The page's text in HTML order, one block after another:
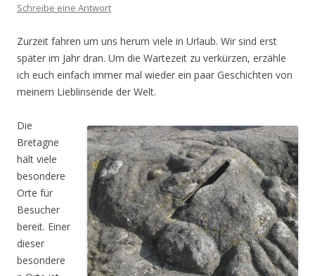
Schreibe eine Antwort
Zurzeit fahren um uns herum viele in Urlaub. Wir sind erst
später im Jahr dran. Um die Wartezeit zu verkürzen, erzähle
ich euch einfach immer mal wieder ein paar Geschichten von
meinem Lieblinsende der Welt.
Die
Bretagne
hält viele
besondere
Orte für
Besucher
bereit. Einer
dieser
besondere